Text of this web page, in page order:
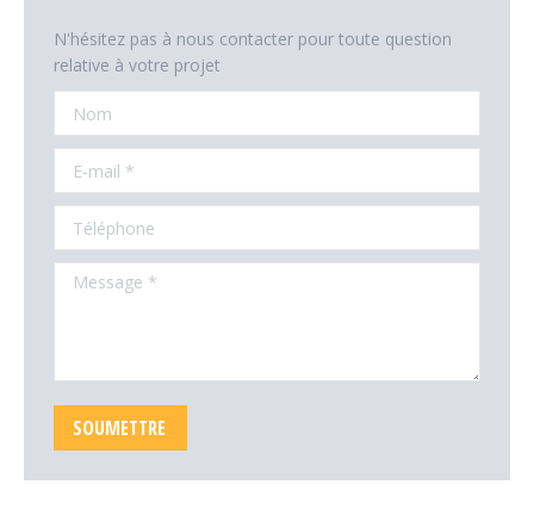
N'hésitez pas à nous contacter pour toute question
relative à votre projet
Nom
E-mail *
Téléphone
Message *
SOUMETTRE